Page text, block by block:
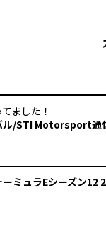
ました！
ル/STI Motorsport通
ーミュラEシーズン12